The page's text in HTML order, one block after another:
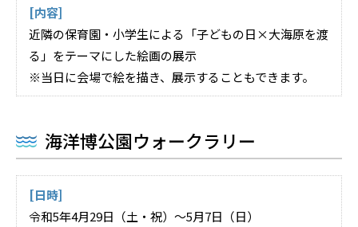
[内容]
近隣の保育園・小学生による「子どもの日×大海原を渡
る」をテーマにした絵画の展示
※当日に会場で絵を描き、展示することもできます。
海洋博公園ウォークラリー
[日時]
令和5年4月29日（土・祝）～5月7日（日）